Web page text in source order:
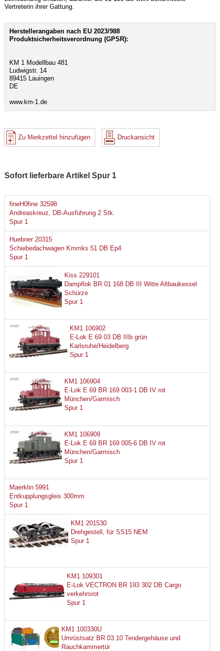
Vertreterin ihrer Gattung.
Herstellerangaben nach EU 2023/988
Produktsicherheitsverordnung (GPSR):
KM 1 Modellbau 481
Ludwigstr. 14
89415 Lauingen
DE
www.km-1.de
Zu Merkzettel hinzufügen Druckansicht
Sofort lieferbare Artikel Spur 1
fineH0fine 32598
Andreaskreuz, DB-Ausführung 2 Stk.
Spur 1
Huebner 20315
Schiebedachwagen Kmmks 51 DB Ep4
Spur 1
Kiss 229101
Dampflok BR 01 168 DB III Witte Altbaukessel
Schürze
Spur 1
KM1 106902
E-Lok E 69 03 DB IIIb grün
Karlsruhe/Heidelberg
Spur 1
KM1 106904
E-Lok E 69 BR 169 003-1 DB IV rot
München/Garmisch
Spur 1
KM1 106909
E-Lok E 69 BR 169 005-6 DB IV rot
München/Garmisch
Spur 1
Maerklin 5991
Entkupplungsgleis 300mm
Spur 1
KM1 201530
Drehgestell, für SS15 NEM
Spur 1
KM1 109301
E-Lok VECTRON BR 193 302 DB Cargo
verkehrsrot
Spur 1
KM1 100330U
Umrüstsatz BR 03.10 Tendergehäuse und
Rauchkammertür